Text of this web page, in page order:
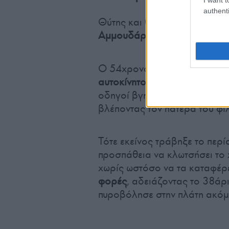
Θύτης και θύμα
Αμμουδάρα Ηρακλείου
Ο 54χρονος βρισκόταν στο
αυτοκίνητο του Νικήστρατου,
οδηγοί βγήκαν έξω με τον
βλέποντας τον πατέρα του
Τότε εκείνος τράβηξε το
προσπάθεια να κλωτσήσει
χωρίς ωστόσο να τα
φορές, αδειάζοντας το
πυροβόλησε στην πλάτη